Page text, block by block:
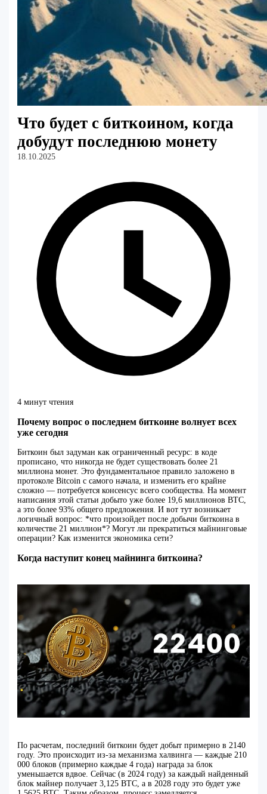
Что будет с биткоином, когда
добудут последнюю монету
18.10.2025
4 минут чтения
Почему вопрос о последнем биткоине волнует всех
уже сегодня
Биткоин был задуман как ограниченный ресурс: в коде
прописано, что никогда не будет существовать более 21
миллиона монет. Это фундаментальное правило заложено в
протоколе Bitcoin с самого начала, и изменить его крайне
сложно — потребуется консенсус всего сообщества. На момент
написания этой статьи добыто уже более 19,6 миллионов BTC,
а это более 93% общего предложения. И вот тут возникает
логичный вопрос: *что произойдет после добычи биткоина в
количестве 21 миллион*? Могут ли прекратиться майнинговые
операции? Как изменится экономика сети?
Когда наступит конец майнинга биткоина?
По расчетам, последний биткоин будет добыт примерно в 2140
году. Это происходит из-за механизма халвинга — каждые 210
000 блоков (примерно каждые 4 года) награда за блок
уменьшается вдвое. Сейчас (в 2024 году) за каждый найденный
блок майнер получает 3,125 BTC, а в 2028 году это будет уже